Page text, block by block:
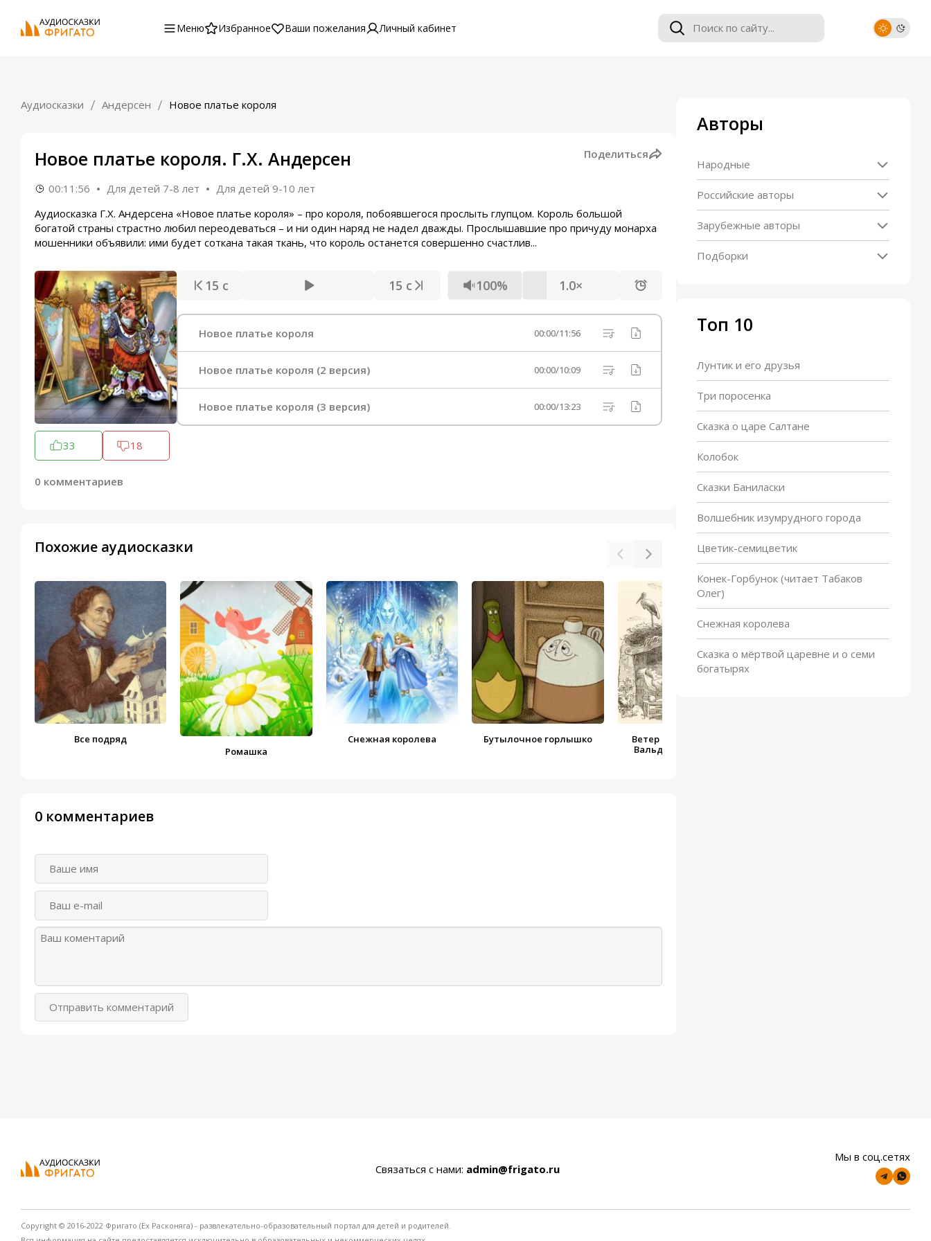
Меню Избранное Ваши пожелания Личный кабинет
Аудиосказки Андерсен Новое платье короля
Новое платье короля. Г.Х. Андерсен Поделиться
00:11:56 Для детей 7-8 лет
Для детей 9-10 лет
Аудиосказка Г.Х. Андерсена «Новое платье короля» – про короля, побоявшегося прослыть глупцом. Король большой
богатой страны страстно любил переодеваться – и ни один наряд не надел дважды. Прослышавшие про причуду монарха
мошенники объявили: ими будет соткана такая ткань, что король останется совершенно счастлив...
33 18
0 комментариев
15 с 15 с 100% 1.0×
Новое платье короля 00:00/11:56
Новое платье короля (2 версия) 00:00/10:09
Новое платье короля (3 версия) 00:00/13:23
Похожие аудиосказки
Все подряд
Ромашка
Снежная королева Бутылочное горлышко
Ветер рассказывает о
Вальдемаре До и его
0 комментариев
Отправить комментарий
Авторы
Народные
Российские авторы
Зарубежные авторы
Подборки
Топ 10
Лунтик и его друзья
Три поросенка
Сказка о царе Салтане
Колобок
Сказки Баниласки
Волшебник изумрудного города
Цветик-семицветик
Конек-Горбунок (читает Табаков
Олег)
Снежная королева
Сказка о мёртвой царевне и о семи
богатырях
Связаться с нами: admin@frigato.ru
Мы в соц.сетях
Copyright © 2016-2022 Фригато (Ex Расконяга) - развлекательно-образовательный портал для детей и родителей.